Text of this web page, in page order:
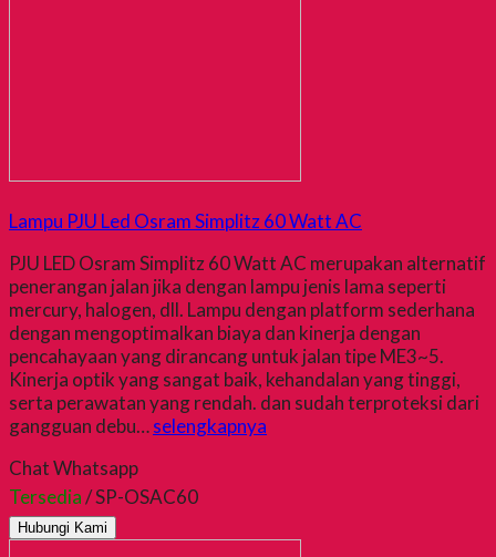
Lampu PJU Led Osram Simplitz 60 Watt AC
PJU LED Osram Simplitz 60 Watt AC merupakan alternatif
penerangan jalan jika dengan lampu jenis lama seperti
mercury, halogen, dll. Lampu dengan platform sederhana
dengan mengoptimalkan biaya dan kinerja dengan
pencahayaan yang dirancang untuk jalan tipe ME3~5.
Kinerja optik yang sangat baik, kehandalan yang tinggi,
serta perawatan yang rendah. dan sudah terproteksi dari
gangguan debu…selengkapnya
Chat Whatsapp
Tersedia/ SP-OSAC60
Hubungi Kami